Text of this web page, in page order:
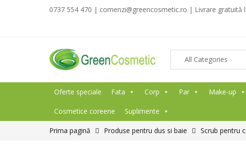
0737 554 470 | comenzi@greencosmetic.ro | Livrare gratuită
Oferte speciale Fata Corp Par Make-up
Cosmetice coreene Suplimente
Prima pagină Produse pentru dus si baie Scrub pentru